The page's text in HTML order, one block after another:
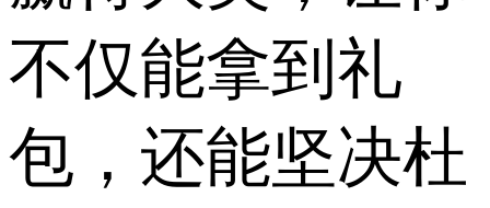
不仅能拿到礼
包，还能坚决杜